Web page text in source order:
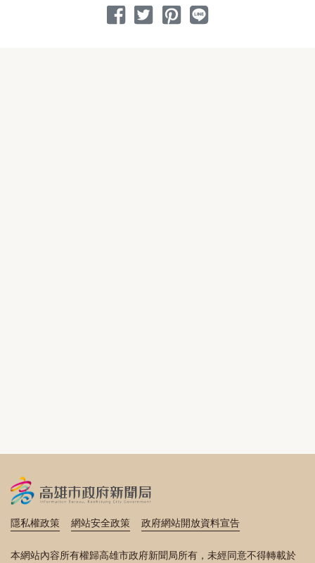
分享到 Facebook
分享到 Twitter
分享到 Pinterest
分享到 Line
隱私權政策 網站安全政策 政府網站開放資料宣告
本網站內容所有權歸高雄市政府新聞局所有，未經同意不得轉載於